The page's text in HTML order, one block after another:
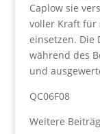
Caplow sie
voller Kraft für
einsetzen. Die
während des
und
QC06F08
Weitere